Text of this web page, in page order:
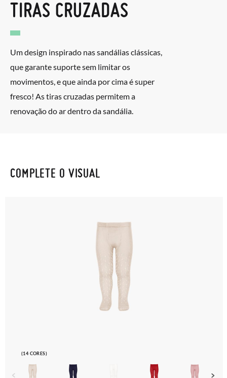
TIRAS CRUZADAS
Um design inspirado nas sandálias clássicas,
que garante suporte sem limitar os
movimentos, e que ainda por cima é super
fresco! As tiras cruzadas permitem a
renovação do ar dentro da sandália.
COMPLETE O VISUAL
(14 CORES)